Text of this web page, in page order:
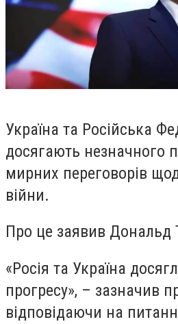
Україна та Російська
досягають незначного
мирних переговорів
війни.
Про це заявив Дональд
«Росія та Україна
прогресу», – зазначив
відповідаючи на